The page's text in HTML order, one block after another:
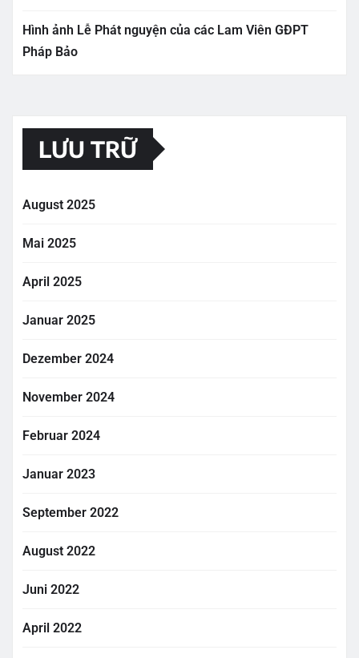
Hình ảnh Lễ Phát nguyện của các Lam Viên GĐPT
Pháp Bảo
LƯU TRỮ
August 2025
Mai 2025
April 2025
Januar 2025
Dezember 2024
November 2024
Februar 2024
Januar 2023
September 2022
August 2022
Juni 2022
April 2022